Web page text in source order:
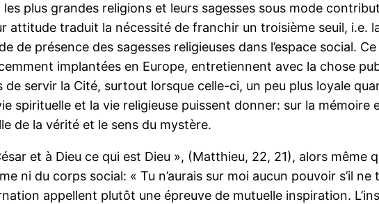
plus grandes religions et leurs sagesses sous mode
attitude traduit la nécessité de franchir un troisième seuil, i.e.
de présence des sagesses religieuses dans l’espace social.
implantées en Europe, entretiennent avec la chose
servir la Cité, surtout lorsque celle-ci, un peu plus loyale
spirituelle et la vie religieuse puissent donner: sur la mémoire
de la vérité et le sens du mystère.
et à Dieu ce qui est Dieu », (Matthieu, 22, 21), alors même
ni du corps social: « Tu n’aurais sur moi aucun pouvoir s’il ne
appellent plutôt une épreuve de mutuelle inspiration.